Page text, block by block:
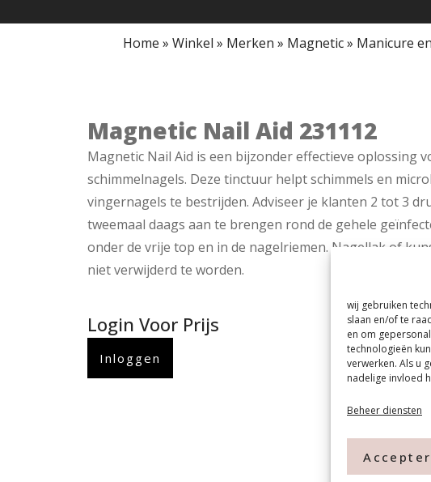
wij gebruiken
slaan en/of te
en om
technologieën
verwerken. Als u
nadelige invloed
Beheer diensten
Home » Winkel » Merken » Magnetic» Manicure
Magnetic Nail Aid 231112
Magnetic Nail Aid is een bijzonder effectieve oplossing
schimmelnagels. Deze tinctuur helpt schimmels en
vingernagels te bestrijden. Adviseer je klanten 2 tot 3
tweemaal daags aan te brengen rond de gehele
onder de vrije top en in de nagelriemen. Nagellak of
niet verwijderd te worden.
Login Voor Prijs
Inloggen